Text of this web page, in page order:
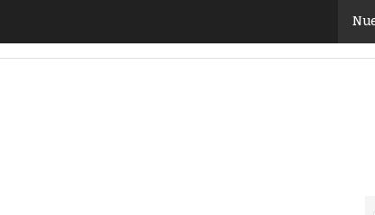
Arsys Lab: “8ra busca construir una